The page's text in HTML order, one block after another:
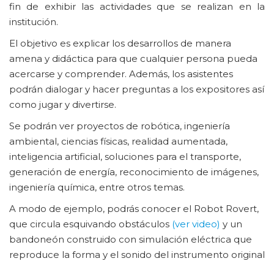
fin de exhibir las actividades que se realizan en la
institución.
El objetivo es explicar los desarrollos de manera
amena y didáctica para que cualquier persona pueda
acercarse y comprender. Además, los asistentes
podrán dialogar y hacer preguntas a los expositores así
como jugar y divertirse.
Se podrán ver proyectos de robótica, ingeniería
ambiental, ciencias físicas, realidad aumentada,
inteligencia artificial, soluciones para el transporte,
generación de energía, reconocimiento de imágenes,
ingeniería química, entre otros temas.
A modo de ejemplo, podrás conocer el Robot Rovert,
que circula esquivando obstáculos (ver video) y un
bandoneón construido con simulación eléctrica que
reproduce la forma y el sonido del instrumento original